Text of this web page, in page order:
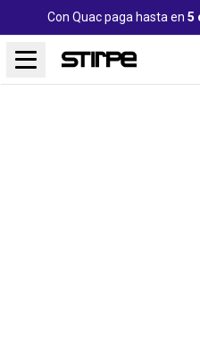
Con Quac paga hasta en 5